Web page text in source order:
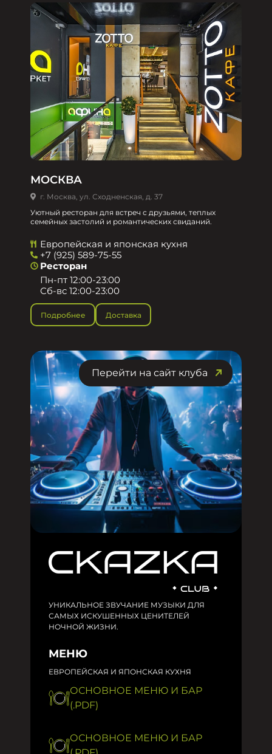
МОСКВА
г. Москва, ул. Сходненская, д. 37
Уютный ресторан для встреч с друзьями, теплых
семейных застолий и романтических свиданий.
Европейская и японская кухня
+7 (925) 589-75-55
Ресторан
Пн-пт 12:00-23:00
Сб-вс 12:00-23:00
Подробнее Доставка
Перейти на сайт клуба
УНИКАЛЬНОЕ ЗВУЧАНИЕ МУЗЫКИ ДЛЯ
САМЫХ ИСКУШЕННЫХ ЦЕНИТЕЛЕЙ
НОЧНОЙ ЖИЗНИ.
МЕНЮ
ЕВРОПЕЙСКАЯ И ЯПОНСКАЯ КУХНЯ
ОСНОВНОЕ МЕНЮ И БАР
(.PDF)
ОСНОВНОЕ МЕНЮ И БАР